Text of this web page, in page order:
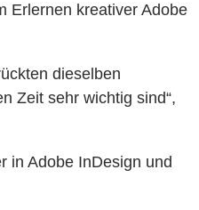
Erlernen kreativer Adobe
dieselben
Zeit sehr wichtig sind“,
in Adobe InDesign und